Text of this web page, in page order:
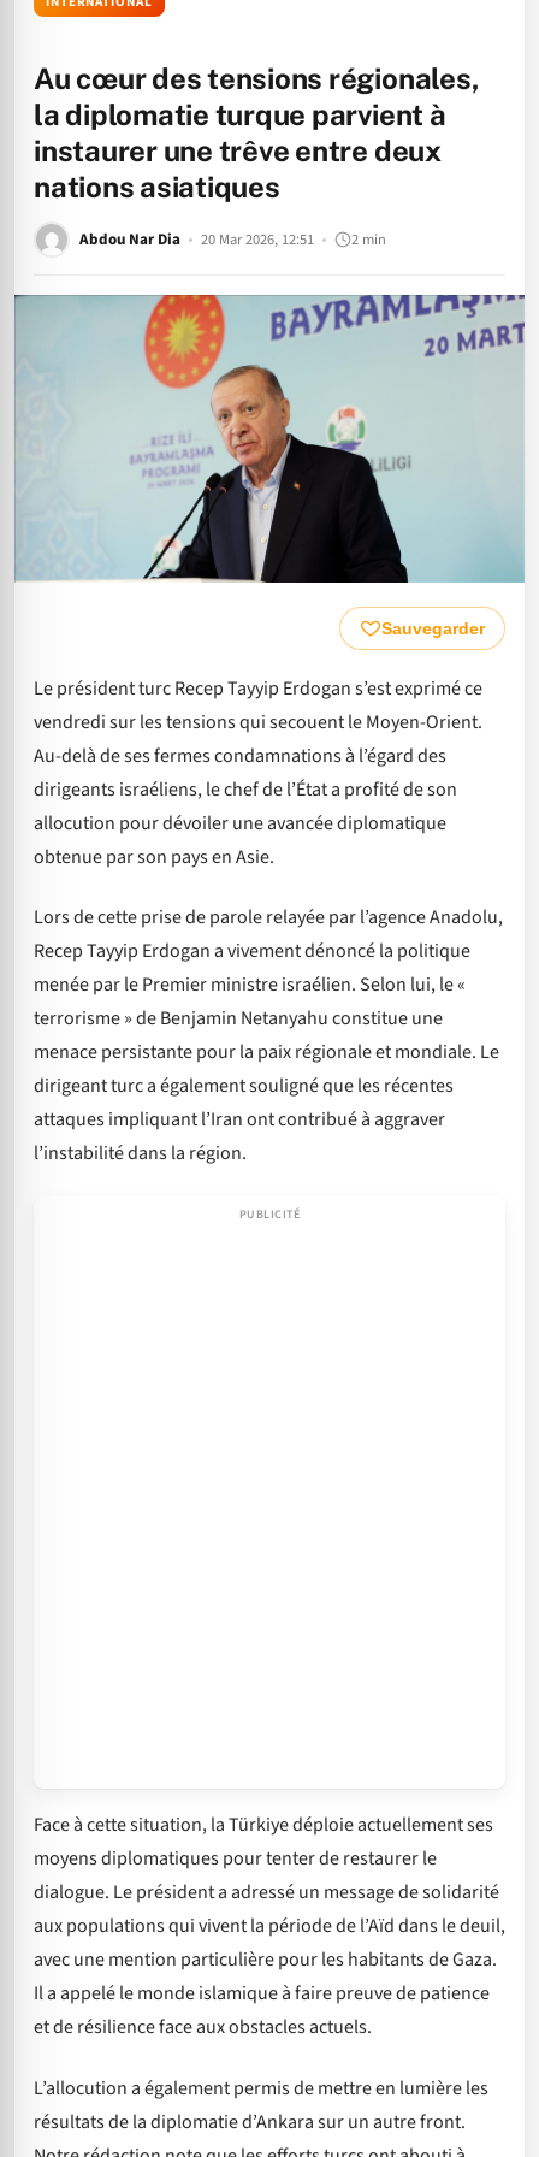
Au cœur des tensions régionales,
la diplomatie turque parvient à
instaurer une trêve entre deux
nations asiatiques
Abdou Nar Dia 20 Mar 2026, 12:51 2 min
Sauvegarder
Le président turc Recep Tayyip Erdogan s’est exprimé ce
vendredi sur les tensions qui secouent le Moyen-Orient.
Au-delà de ses fermes condamnations à l’égard des
dirigeants israéliens, le chef de l’État a profité de son
allocution pour dévoiler une avancée diplomatique
obtenue par son pays en Asie.
Lors de cette prise de parole relayée par l’agence Anadolu,
Recep Tayyip Erdogan a vivement dénoncé la politique
menée par le Premier ministre israélien. Selon lui, le «
terrorisme » de Benjamin Netanyahu constitue une
menace persistante pour la paix régionale et mondiale. Le
dirigeant turc a également souligné que les récentes
attaques impliquant l’Iran ont contribué à aggraver
l’instabilité dans la région.
Face à cette situation, la Türkiye déploie actuellement ses
moyens diplomatiques pour tenter de restaurer le
dialogue. Le président a adressé un message de solidarité
aux populations qui vivent la période de l’Aïd dans le deuil,
avec une mention particulière pour les habitants de Gaza.
Il a appelé le monde islamique à faire preuve de patience
et de résilience face aux obstacles actuels.
L’allocution a également permis de mettre en lumière les
résultats de la diplomatie d’Ankara sur un autre front.